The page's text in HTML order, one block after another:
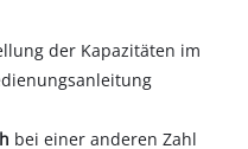
der Kapazitäten im
bei einer anderen Zahl